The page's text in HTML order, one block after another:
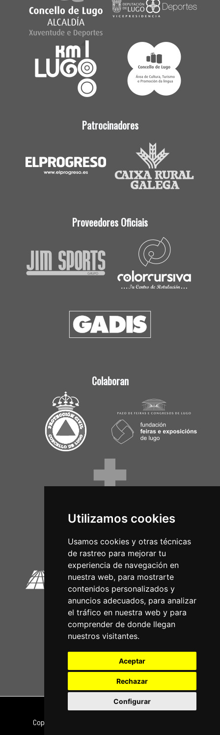
Utilizamos cookies
Usamos cookies y otras técnicas
de rastreo para mejorar tu
experiencia de navegación en
nuestra web, para mostrarte
contenidos personalizados y
anuncios adecuados, para analizar
el tráfico en nuestra web y para
comprender de donde llegan
nuestros visitantes.
Aceptar
Rechazar
Configurar
Patrocinadores
Proveedores Oficiais
Colaboran
Circuitos Oficiais
Nota legal|Política de privacidade
Copyright © 2026 | Powered by